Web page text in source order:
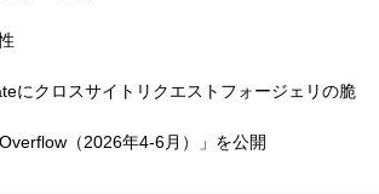
にクロスサイトリクエストフォージェリの脆
（2026年4-6月）」を公開